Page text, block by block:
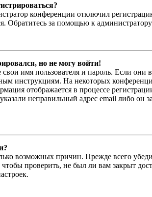
конференции отключил
Обратитесь за помощью к
но не могу войти!
свои имя пользователя и пароль. Если
инструкциям. На некоторых
отображается в процессе
неправильный адрес email либо он
возможных причин. Прежде всего
проверить, не был ли вам закрыт